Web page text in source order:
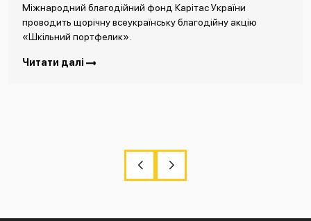
Міжнародний благодійний фонд Карітас України
проводить щорічну всеукраїнську благодійну акцію
«Шкільний портфелик».
Читати далі